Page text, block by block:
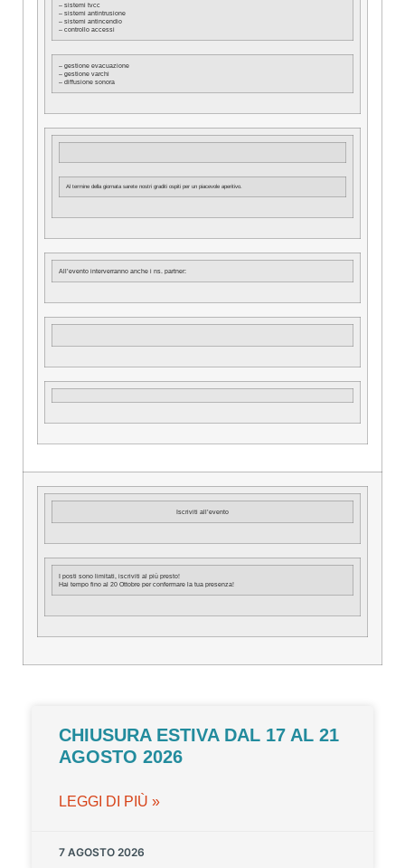
– sistemi tvcc
– sistemi antintrusione
– sistemi antincendio
– controllo accessi
– gestione evacuazione
– gestione varchi
– diffusione sonora
Al termine della giornata sarete nostri graditi ospiti per un piacevole aperitivo.
All’evento interverranno anche i ns. partner:
Iscriviti all’evento
I posti sono limitati, iscriviti al più presto!
Hai tempo fino al 20 Ottobre per confermare la tua presenza!
CHIUSURA ESTIVA DAL 17 AL 21
AGOSTO 2026
LEGGI DI PIÙ »
7 AGOSTO 2026